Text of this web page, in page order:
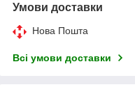
Умови доставки
Нова Пошта
Всі умови доставки